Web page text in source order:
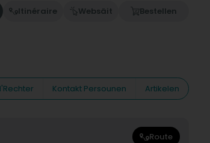
Itinéraire Websäit Bestellen
Kontakt Persounen
Artikelen
Route